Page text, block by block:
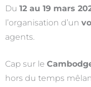
Du 12 au 19 mars
l’organisation d’un
agents.
Cap sur le
hors du temps